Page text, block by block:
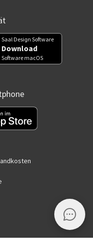
Saal Design Software
Download
Software macOS